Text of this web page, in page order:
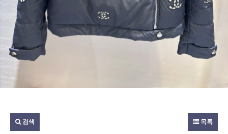
검색 목록